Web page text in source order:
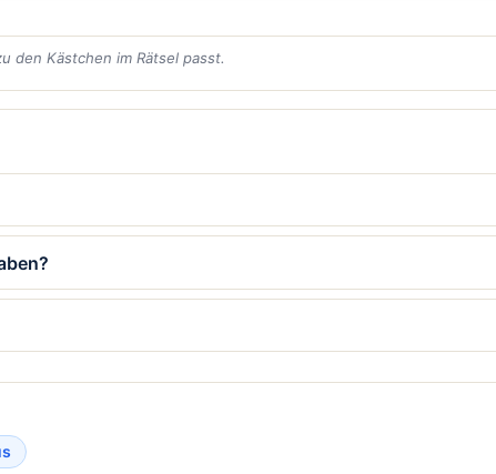
den Kästchen im Rätsel passt.